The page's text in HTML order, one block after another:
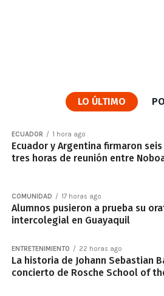
LO ÚLTIMO
ECUADOR 1 hora ago
Ecuador y Argentina firmaron
tres horas de reunión entre
COMUNIDAD 17 horas ago
Alumnos pusieron a prueba su
intercolegial en Guayaquil
ENTRETENIMIENTO 22 horas ago
La historia de Johann Sebastian
concierto de Rosche School of